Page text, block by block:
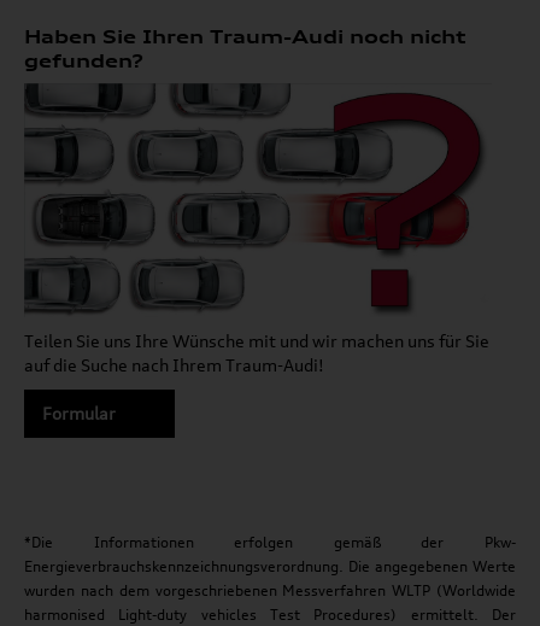
Haben Sie Ihren Traum-Audi noch nicht
gefunden?
Teilen Sie uns Ihre Wünsche mit und wir machen uns für Sie
auf die Suche nach Ihrem Traum-Audi!
Formular
*Die Informationen erfolgen gemäß der Pkw-
Energieverbrauchskennzeichnungsverordnung. Die angegebenen Werte
wurden nach dem vorgeschriebenen Messverfahren WLTP (Worldwide
harmonised Light-duty vehicles Test Procedures) ermittelt. Der